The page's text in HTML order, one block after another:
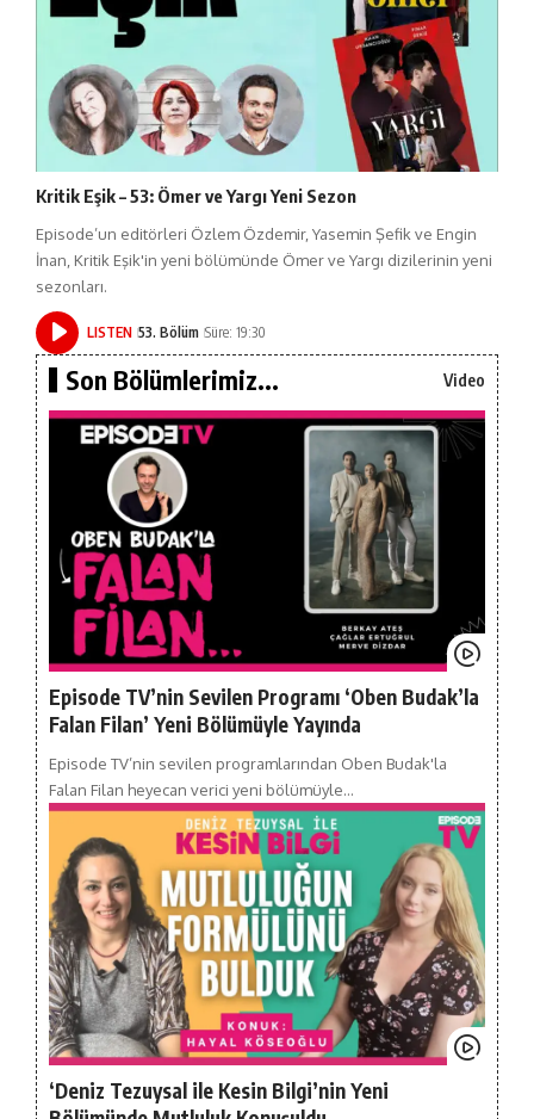
Kritik Eşik – 53: Ömer ve Yargı Yeni Sezon
Episode’un editörleri Özlem Özdemir, Yasemin Şefik ve Engin
İnan, Kritik Eşik'in yeni bölümünde Ömer ve Yargı dizilerinin yeni
sezonları.
LISTEN 53. Bölüm Süre: 19:30
Son Bölümlerimiz... Video
Episode TV’nin Sevilen Programı ‘Oben Budak’la
Falan Filan’ Yeni Bölümüyle Yayında
Episode TV’nin sevilen programlarından Oben Budak'la
Falan Filan heyecan verici yeni bölümüyle…
‘Deniz Tezuysal ile Kesin Bilgi’nin Yeni